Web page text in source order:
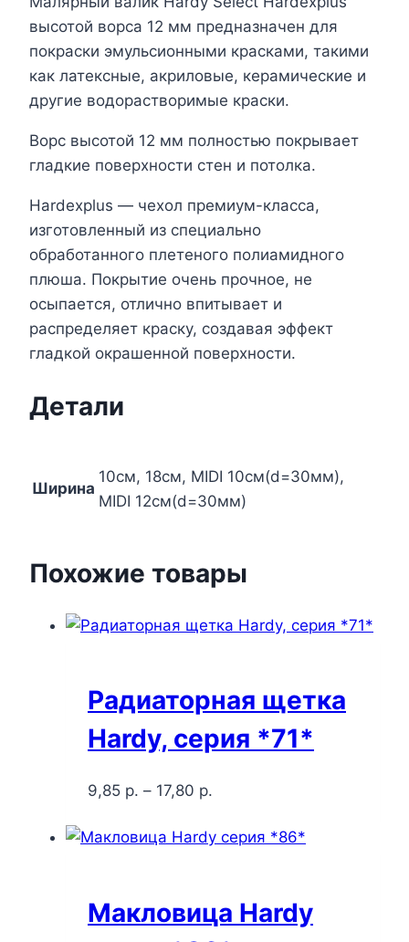
высотой ворса 12 мм предназначен для
покраски эмульсионными красками, такими
как латексные, акриловые, керамические и
другие водорастворимые краски.
Ворс высотой 12 мм полностью покрывает
гладкие поверхности стен и потолка.
Hardexplus — чехол премиум-класса,
изготовленный из специально
обработанного плетеного полиамидного
плюша. Покрытие очень прочное, не
осыпается, отлично впитывает и
распределяет краску, создавая эффект
гладкой окрашенной поверхности.
Детали
Ширина
10см, 18см, MIDI 10см(d=30мм),
MIDI 12см(d=30мм)
Похожие товары
Радиаторная щетка
Hardy, серия *71*
9,85 р. – 17,80 р.
Макловица Hardy